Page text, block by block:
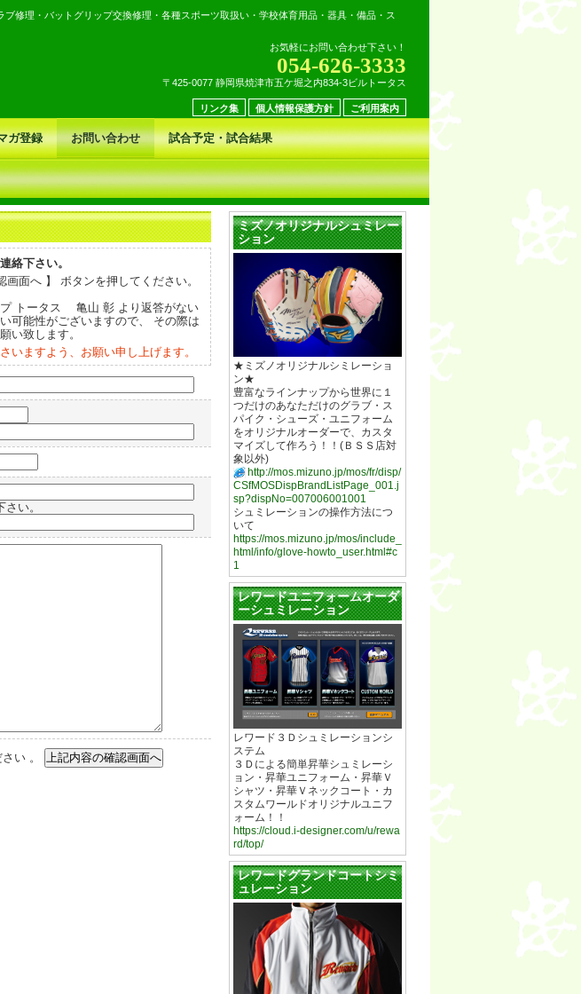
修理・バットグリップ交換修理・各種スポーツ取扱い・学校体育用品・器具・備品・ス
お気軽にお問い合わせ下さい！
054-626-3333
〒425-0077 静岡県焼津市五ケ堀之内834-3ビルトータス
ご利用案内
個人情報保護方針
リンク集
ガ登録 お問い合わせ 試合予定・試合結果
絡下さい。
面へ 】 ボタンを押してください。
プ トータス 亀山 彰 より返答がない
可能性がございますので、 その際は
い致します。
ますよう、お願い申し上げます。
い。
い 。
ミズノオリジナルシュミレー
ション
★ミズノオリジナルシミレーショ
ン★
豊富なラインナップから世界に１
つだけのあなただけのグラブ・ス
パイク・シューズ・ユニフォーム
をオリジナルオーダーで、カスタ
マイズして作ろう！！(ＢＳＳ店対
象以外)
http://mos.mizuno.jp/mos/fr/disp/
CSfMOSDispBrandListPage_001.j
sp?dispNo=007006001001
シュミレーションの操作方法につ
いて
https://mos.mizuno.jp/mos/include_
html/info/glove-howto_user.html#c
1
レワードユニフォームオーダ
ーシュミレーション
レワード３Ｄシュミレーションシ
ステム
３Ｄによる簡単昇華シュミレーシ
ョン・昇華ユニフォーム・昇華Ｖ
シャツ・昇華Ｖネックコート・カ
スタムワールドオリジナルユニフ
ォーム！！
https://cloud.i-designer.com/u/rewa
rd/top/
レワードグランドコートシミ
ュレーション